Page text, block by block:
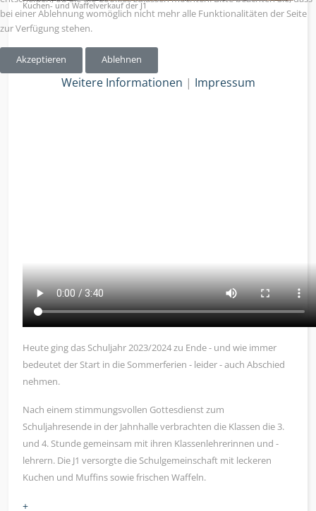
Kuchen- und Waffelverkauf der J1
Heute ging das Schuljahr 2023/2024 zu Ende - und wie immer
bedeutet der Start in die Sommerferien - leider - auch Abschied
nehmen.
Nach einem stimmungsvollen Gottesdienst zum
Schuljahresende in der Jahnhalle verbrachten die Klassen die 3.
und 4. Stunde gemeinsam mit ihren Klassenlehrerinnen und -
lehrern. Die J1 versorgte die Schulgemeinschaft mit leckeren
Kuchen und Muffins sowie frischen Waffeln.
+
bei einer Ablehnung womöglich nicht mehr alle Funktionalitäten der Seite
zur Verfügung stehen.
Akzeptieren Ablehnen
Weitere Informationen | Impressum